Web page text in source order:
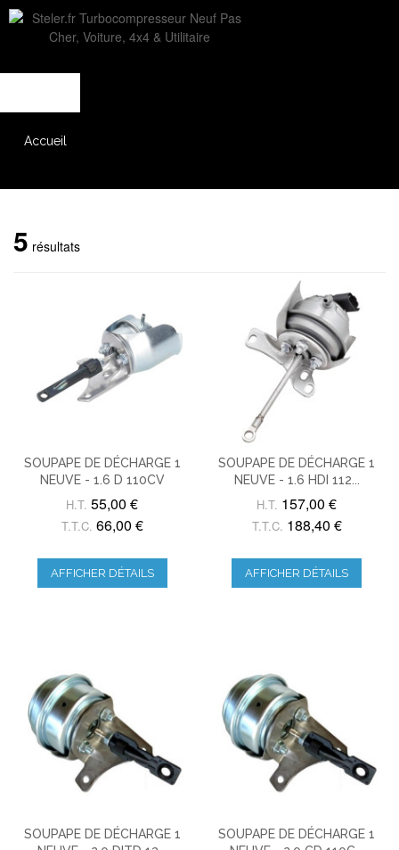
Accueil
5 résultats
SOUPAPE DE DÉCHARGE 1
NEUVE - 1.6 D 110CV
H.T. 55,00 €
T.T.C. 66,00 €
AFFICHER DÉTAILS
SOUPAPE DE DÉCHARGE 1
NEUVE - 1.6 HDI 112...
H.T. 157,00 €
T.T.C. 188,40 €
AFFICHER DÉTAILS
SOUPAPE DE DÉCHARGE 1
SOUPAPE DE DÉCHARGE 1